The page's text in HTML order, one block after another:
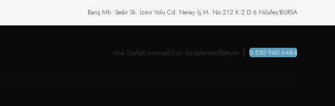
Barış Mh. Sedir Sk. İzmir Yolu Cd. Neray İş M. No:212 K:2 D:6 Nilüfer/BURSA
Ana SayfaKurumsalÜrün Gruplarımızİletişim 0 530 960 6484